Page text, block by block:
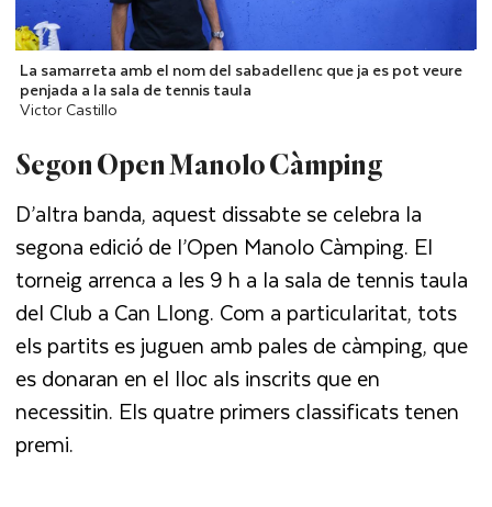
La samarreta amb el nom del sabadellenc que ja es pot veure
penjada a la sala de tennis taula
Victor Castillo
Segon Open Manolo Càmping
D’altra banda, aquest dissabte se celebra la
segona edició de l’Open Manolo Càmping. El
torneig arrenca a les 9 h a la sala de tennis taula
del Club a Can Llong. Com a particularitat, tots
els partits es juguen amb pales de càmping, que
es donaran en el lloc als inscrits que en
necessitin. Els quatre primers classificats tenen
premi.